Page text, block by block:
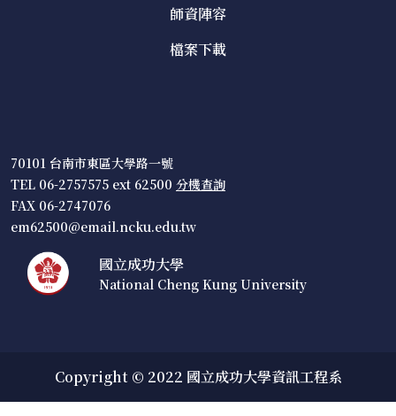
師資陣容
檔案下載
70101 台南市東區大學路一號
TEL 06-2757575 ext 62500 分機查詢
FAX 06-2747076
em62500@email.ncku.edu.tw
國立成功大學
National Cheng Kung University
Copyright © 2022 國立成功大學資訊工程系